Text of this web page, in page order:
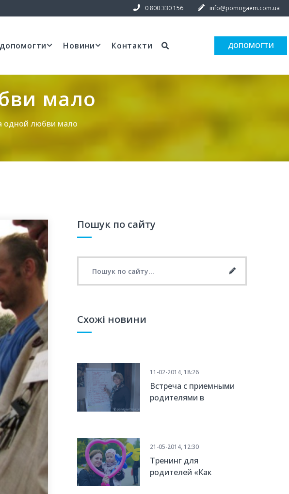
0 800 330 156 info@pomogaem.com.ua
Новини Контакти ДОПОМОГТИ
мало
одной любви мало
Пошук по сайту
Search
Схожі новини
11-02-2014, 18:26
Встреча с приемными
родителями в
21-05-2014, 12:30
Тренинг для
родителей «Как